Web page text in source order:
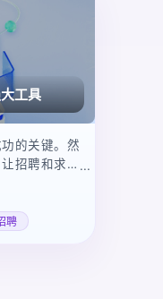
工具
的关键。然
招聘和求职
效的信息处
领域带来了
聘